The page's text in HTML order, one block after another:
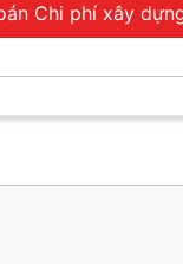
Chi phí xây